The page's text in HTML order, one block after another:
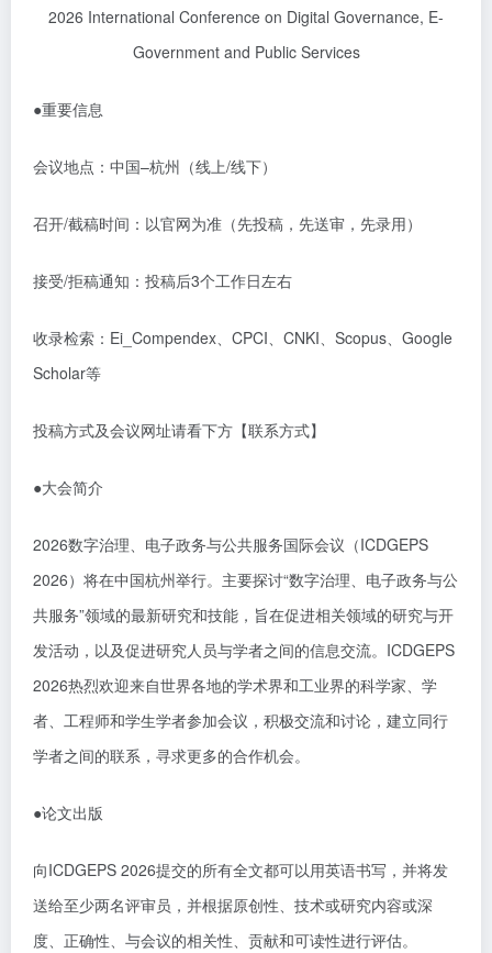
2026 International Conference on Digital Governance, E-
Government and Public Services
●重要信息
会议地点：中国–杭州（线上/线下）
召开/截稿时间：以官网为准（先投稿，先送审，先录用）
接受/拒稿通知：投稿后3个工作日左右
收录检索： Ei_Compendex、 CPCI、 CNKI、 Scopus、 Google
Scholar等
投稿方式及会议网址请看下方【联系方式】
●大会简介
2026数字治理、电子政务与公共服务国际会议（ICDGEPS
2026）将在中国杭州举行。主要探讨“数字治理、电子政务与公
共服务”领域的最新研究和技能，旨在促进相关领域的研究与开
发活动，以及促进研究人员与学者之间的信息交流。ICDGEPS
2026热烈欢迎来自世界各地的学术界和工业界的科学家、学
者、工程师和学生学者参加会议，积极交流和讨论，建立同行
学者之间的联系，寻求更多的合作机会。
●论文出版
向ICDGEPS 2026提交的所有全文都可以用英语书写，并将发
送给至少两名评审员，并根据原创性、技术或研究内容或深
度、正确性、与会议的相关性、贡献和可读性进行评估。